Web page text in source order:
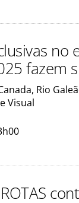
no
fazem
Rio
Visual